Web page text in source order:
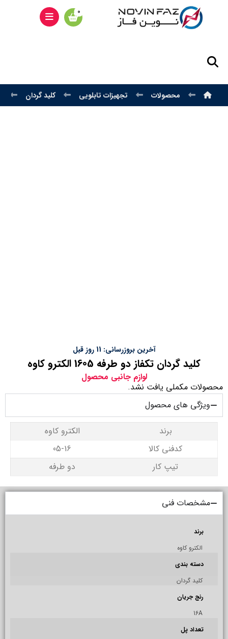
محصولات تجهیزات تابلویی کلید گردان
آخرین بروزرسانی: 11 روز قبل
کلید گردان تکفاز دو طرفه 1605 الکترو کاوه
لوازم جانبی محصول
محصولات مکملی یافت نشد.
ویژگی های محصول
برند
الکترو کاوه
کدفنی کالا
05-16
تیپ کار
دو طرفه
مشخصات فنی
برند
الکترو کاوه
دسته بندی
کلید گردان
رنج جریان
16A
تعداد پل